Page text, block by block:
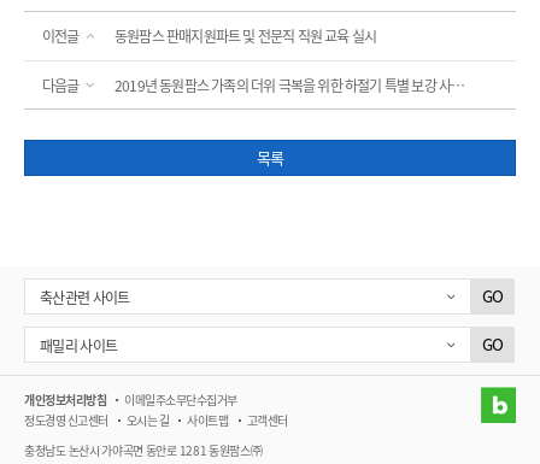
이전글 동원팜스 판매지원파트 및 전문직 직원 교육 실시
다음글 2019년 동원팜스 가족의 더위 극복을 위한 하절기 특별 보강 사료 공급
목록
축산관련 사이트 GO
패밀리 사이트 GO
개인정보처리방침
이메일주소무단수집거부
정도경영 신고센터
오시는 길 사이트맵
고객센터
충청남도 논산시 가야곡면 동안로 1281 동원팜스㈜